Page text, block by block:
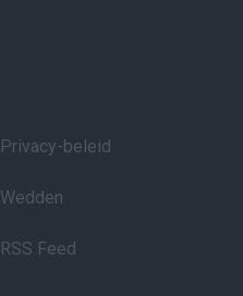
Privacy-beleid
Wedden
RSS Feed